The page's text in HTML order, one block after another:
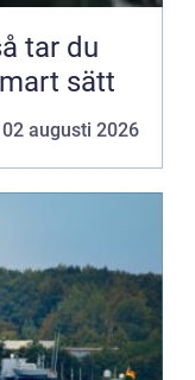
sätt
02 augusti 2026